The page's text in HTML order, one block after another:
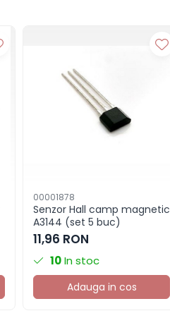
00001878
Senzor Hall camp magnetic
A3144 (set 5 buc)
11,96 RON
10In stoc
Adauga in cos